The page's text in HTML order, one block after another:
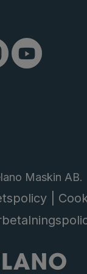
Maskin AB.
|